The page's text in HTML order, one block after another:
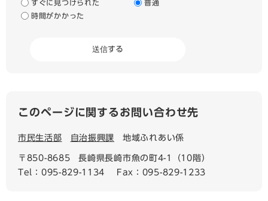
すぐに見つけられた
普通
時間がかかった
このページに関するお問い合わせ先
市民生活部 自治振興課 地域ふれあい係
〒850-8685
長崎県長崎市魚の町4-1（10階）
Tel：095-829-1134
Fax：095-829-1233